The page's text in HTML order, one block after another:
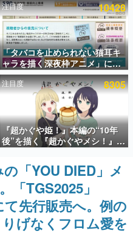
ンキング
ページビュー数万以上！ などな
た、電ファミ渾身の“殿堂入り”記
の方々に製作時のエピソードをお
（ゲーム）とは何か？を探ってい
ない。『赫本』は、〈試験問題〉
説集です。
注目度 10428
「タバコを止められない猫耳キ
ャラを描く深夜枠アニメ」に視
聴者の一部から批判意見。違法
薬物の使用と思しき描写も含め
て、BPOが議論を交わす
注目度 8305
『超かぐや姫！』本編の“10年
後”を描く『超かぐやメシ！』
Web連載決定。新たなWebマン
ガレーベル「ビビビコミック」
にて特別話が掲載スタート、あ
のお話には…まだ続きがある！
「YOU DIED」メ
「TGS2025」
先行販売へ。例の
げなくフロム愛を